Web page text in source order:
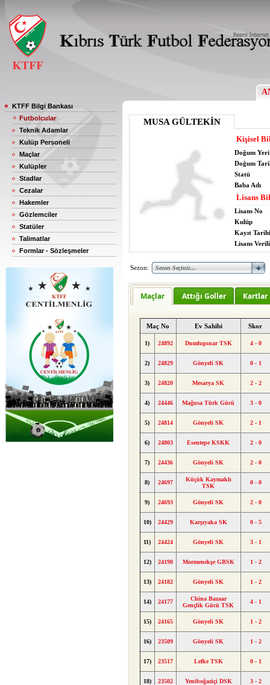
KTFF Bilgi Bankası
Futbolcular
Teknik Adamlar
Kulüp Personeli
Maçlar
Kulüpler
Stadlar
Cezalar
Hakemler
Gözlemciler
Statüler
Talimatlar
Formlar - Sözleşmeler
MUSA GÜLTEKİN
Kişisel
Doğum Yeri
Doğum
Statü
Baba Adı
Lisans
Lisans No
Kulüp
Kayıt Tarihi
Lisans
Sezon:
Maçlar Attığı Goller Kartlar
Maç No Ev Sahibi Skor
1) 24892 Dumlupınar TSK 4 - 0
2) 24829 Gönyeli SK 0 - 1
3) 24820 Mesarya SK 2 - 2
4) 24446 Mağusa Türk Gücü 3 - 0
5) 24814 Gönyeli SK 2 - 1
6) 24803 Esentepe KSKK 2 - 0
7) 24436 Gönyeli SK 2 - 0
8) 24697
Küçük Kaymaklı
TSK
0 - 0
9) 24693 Gönyeli SK 2 - 0
10) 24429 Karşıyaka SK 0 - 5
11) 24424 Gönyeli SK 3 - 1
12) 24190 Mormenekşe GBSK 1 - 2
13) 24182 Gönyeli SK 1 - 2
14) 24177
China Bazaar
Gençlik Gücü TSK
4 - 1
15) 24165 Gönyeli SK 1 - 2
16) 23509 Gönyeli SK 1 - 2
17) 23517 Lefke TSK 0 - 1
18) 23502 Yeniboğaziçi DSK 3 - 2